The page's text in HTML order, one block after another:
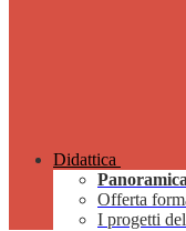
Didattica
Panoramica
Offerta
I progetti